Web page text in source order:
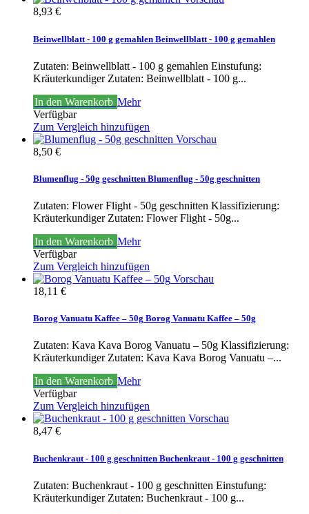
8,93 €
Beinwellblatt - 100 g gemahlen Beinwellblatt - 100 g gemahlen
Zutaten: Beinwellblatt - 100 g gemahlen Einstufung:
Kräuterkundiger Zutaten: Beinwellblatt - 100 g...
In den Warenkorb Mehr
Verfügbar
Zum Vergleich hinzufügen
Vorschau
8,50 €
Blumenflug - 50g geschnitten Blumenflug - 50g geschnitten
Zutaten: Flower Flight - 50g geschnitten Klassifizierung:
Kräuterkundiger Zutaten: Flower Flight - 50g...
In den Warenkorb Mehr
Verfügbar
Zum Vergleich hinzufügen
Vorschau
18,11 €
Borog Vanuatu Kaffee – 50g Borog Vanuatu Kaffee – 50g
Zutaten: Kava Kava Borog Vanuatu – 50g Klassifizierung:
Kräuterkundiger Zutaten: Kava Kava Borog Vanuatu –...
In den Warenkorb Mehr
Verfügbar
Zum Vergleich hinzufügen
Vorschau
8,47 €
Buchenkraut - 100 g geschnitten Buchenkraut - 100 g geschnitten
Zutaten: Buchenkraut - 100 g geschnitten Einstufung:
Kräuterkundiger Zutaten: Buchenkraut - 100 g...